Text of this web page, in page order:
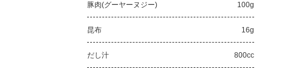
豚肉(グーヤーヌジー) 100g
昆布 16g
だし汁 800cc